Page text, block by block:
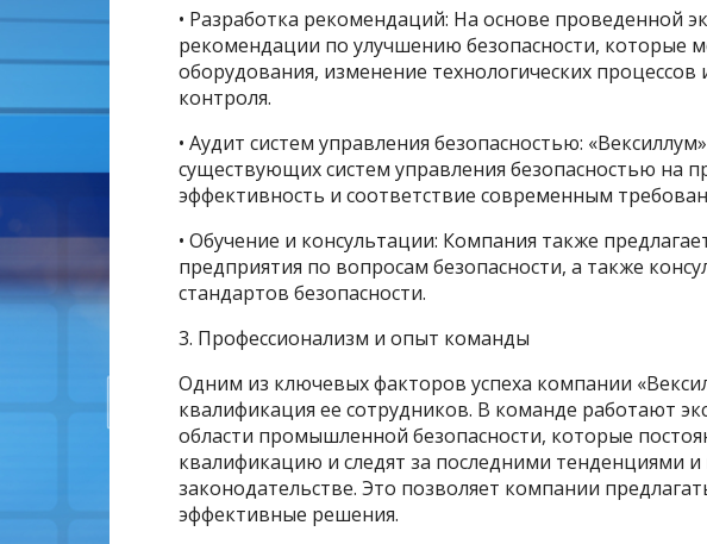
• Разработка рекомендаций: На основе проведенной
рекомендации по улучшению безопасности, которые
оборудования, изменение технологических
контроля.
• Аудит систем управления безопасностью:
существующих систем управления безопасностью на
эффективность и соответствие современным
• Обучение и консультации: Компания также
предприятия по вопросам безопасности, а также
стандартов безопасности.
3. Профессионализм и опыт команды
Одним из ключевых факторов успеха компании
квалификация ее сотрудников. В команде работают
области промышленной безопасности, которые
квалификацию и следят за последними тенденциями
законодательстве. Это позволяет компании
эффективные решения.